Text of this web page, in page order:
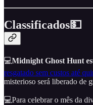
Classificados💵
💻Midnight Ghost Hunt
resgatado sem custos até
misterioso será liberado de
💻Para celebrar o mês da